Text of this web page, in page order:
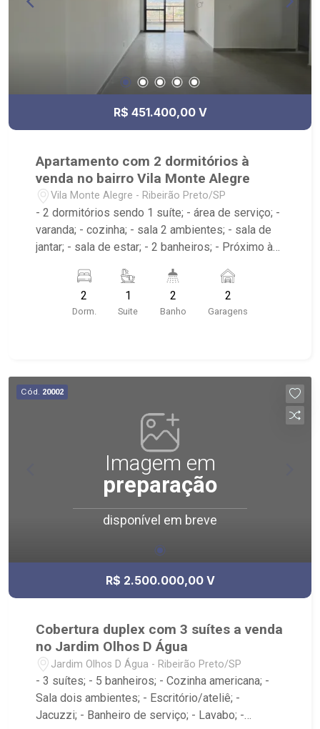
R$ 451.400,00 V
Apartamento com 2 dormitórios à
venda no bairro Vila Monte Alegre
Vila Monte Alegre - Ribeirão Preto/SP
- 2 dormitórios sendo 1 suíte; - área de serviço; -
varanda; - cozinha; - sala 2 ambientes; - sala de
jantar; - sala de estar; - 2 banheiros; - Próximo à
Condomínio com roof top (piscina, academia
entre outros);
2
Dorm.
1
Suite
2
Banho
2
Garagens
Cód. 20002
Imagem em
preparação
disponível em breve
R$ 2.500.000,00 V
Cobertura duplex com 3 suítes a venda
no Jardim Olhos D Água
Jardim Olhos D Água - Ribeirão Preto/SP
- 3 suítes; - 5 banheiros; - Cozinha americana; -
Sala dois ambientes; - Escritório/ateliê; -
Jacuzzi; - Banheiro de serviço; - Lavabo; -